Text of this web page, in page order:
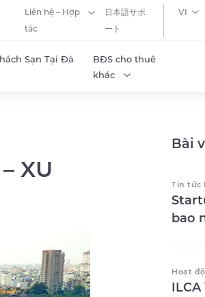
Liên hệ – Hợp
tác
日本語サポ
ート
VI
Sạn Tại Đà
BĐS cho thuê
khác
XU
Bài
Tin tức
bao
Hoạt